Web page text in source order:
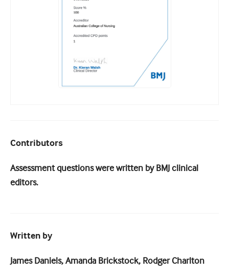
Contributors
Assessment questions were written by BMJ clinical
editors.
Written by
James Daniels, Amanda Brickstock, Rodger Charlton